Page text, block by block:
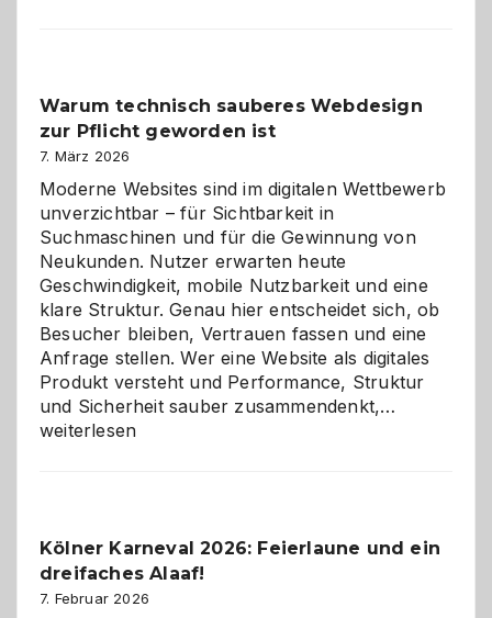
den
Logikrätseln
Warum technisch sauberes Webdesign
zur Pflicht geworden ist
7. März 2026
Moderne Websites sind im digitalen Wettbewerb
unverzichtbar – für Sichtbarkeit in
Suchmaschinen und für die Gewinnung von
Neukunden. Nutzer erwarten heute
Geschwindigkeit, mobile Nutzbarkeit und eine
klare Struktur. Genau hier entscheidet sich, ob
Besucher bleiben, Vertrauen fassen und eine
Anfrage stellen. Wer eine Website als digitales
Produkt versteht und Performance, Struktur
und Sicherheit sauber zusammendenkt,…
geworden
weiterlesen
Kölner Karneval 2026: Feierlaune und ein
dreifaches Alaaf!
7. Februar 2026